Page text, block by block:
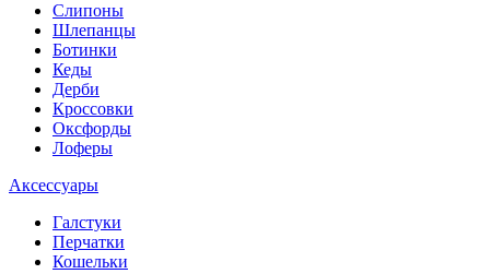
Слипоны
Шлепанцы
Ботинки
Кеды
Дерби
Кроссовки
Оксфорды
Лоферы
Аксессуары
Галстуки
Перчатки
Кошельки